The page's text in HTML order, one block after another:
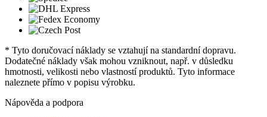
* Tyto doručovací náklady se vztahují na standardní dopravu.
Dodatečné náklady však mohou vzniknout, např. v důsledku
hmotnosti, velikosti nebo vlastností produktů. Tyto informace
naleznete přímo v popisu výrobku.
Nápověda a podpora